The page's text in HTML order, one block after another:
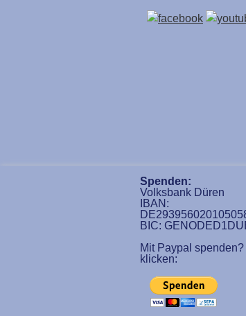
Spenden:
Volksbank Düren
IBAN:
BIC:
Mit Paypal
klicken: